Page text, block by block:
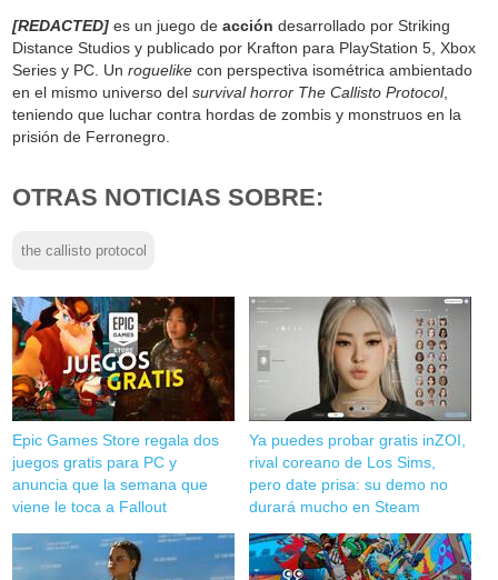
[REDACTED] es un juego deacción desarrollado por Striking
Distance Studios y publicado por Krafton para PlayStation 5, Xbox
Series y PC. Unroguelike con perspectiva isométrica ambientado
en el mismo universo delsurvival horror The Callisto Protocol,
teniendo que luchar contra hordas de zombis y monstruos en la
prisión de Ferronegro.
OTRAS NOTICIAS SOBRE:
the callisto protocol
Epic Games Store regala dos
juegos gratis para PC y
anuncia que la semana que
viene le toca a Fallout
Ya puedes probar gratis inZOI,
rival coreano de Los Sims,
pero date prisa: su demo no
durará mucho en Steam